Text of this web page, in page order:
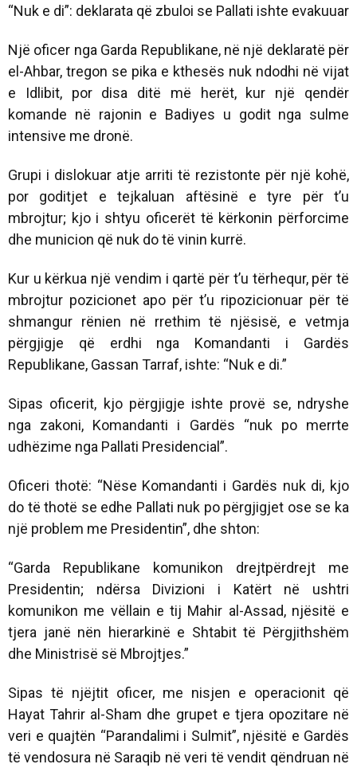
“Nuk e di”: deklarata që zbuloi se Pallati ishte evakuuar
Një oficer nga Garda Republikane, në një deklaratë për
el-Ahbar, tregon se pika e kthesës nuk ndodhi në vijat
e Idlibit, por disa ditë më herët, kur një qendër
komande në rajonin e Badiyes u godit nga sulme
intensive me dronë.
Grupi i dislokuar atje arriti të rezistonte për një kohë,
por goditjet e tejkaluan aftësinë e tyre për t’u
mbrojtur; kjo i shtyu oficerët të kërkonin përforcime
dhe municion që nuk do të vinin kurrë.
Kur u kërkua një vendim i qartë për t’u tërhequr, për të
mbrojtur pozicionet apo për t’u ripozicionuar për të
shmangur rënien në rrethim të njësisë, e vetmja
përgjigje që erdhi nga Komandanti i Gardës
Republikane, Gassan Tarraf, ishte: “Nuk e di.”
Sipas oficerit, kjo përgjigje ishte provë se, ndryshe
nga zakoni, Komandanti i Gardës “nuk po merrte
udhëzime nga Pallati Presidencial”.
Oficeri thotë: “Nëse Komandanti i Gardës nuk di, kjo
do të thotë se edhe Pallati nuk po përgjigjet ose se ka
një problem me Presidentin”, dhe shton:
“Garda Republikane komunikon drejtpërdrejt me
Presidentin; ndërsa Divizioni i Katërt në ushtri
komunikon me vëllain e tij Mahir al-Assad, njësitë e
tjera janë nën hierarkinë e Shtabit të Përgjithshëm
dhe Ministrisë së Mbrojtjes.”
Sipas të njëjtit oficer, me nisjen e operacionit që
Hayat Tahrir al-Sham dhe grupet e tjera opozitare në
veri e quajtën “Parandalimi i Sulmit”, njësitë e Gardës
të vendosura në Saraqib në veri të vendit qëndruan në